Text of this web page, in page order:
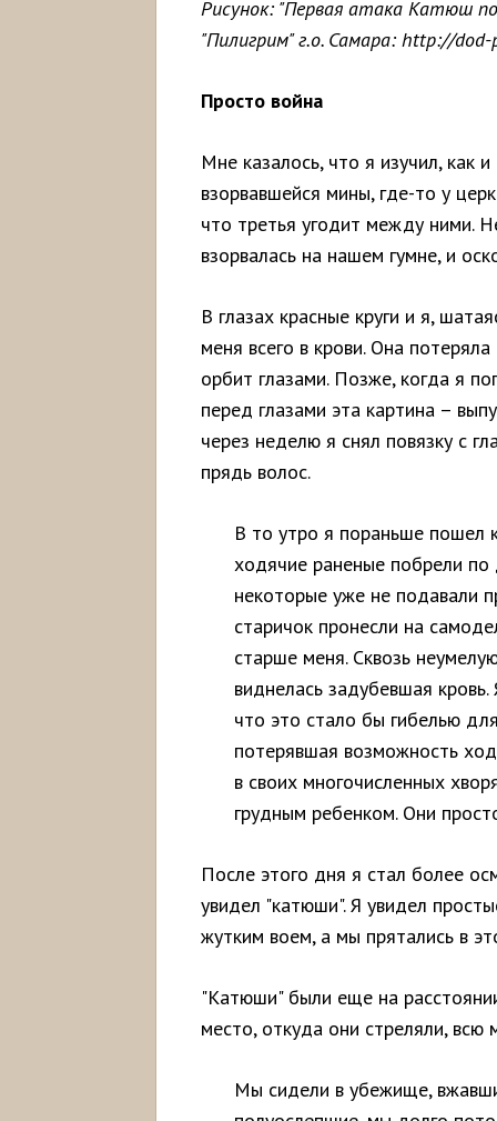
Рисунок: "Первая атака Катюш
"Пилигрим" г.о. Самара: http://
Просто война
Мне казалось, что я изучил,
взорвавшейся мины, где-то у
что третья угодит между ними.
взорвалась на нашем гумне, и
В глазах красные круги и я,
меня всего в крови. Она
орбит глазами. Позже, когда я
перед глазами эта картина –
через неделю я снял повязку с
прядь волос.
В то утро я пораньше пошел
ходячие раненые побрели по
некоторые уже не подавали
старичок пронесли на
старше меня. Сквозь
виднелась задубевшая
что это стало бы гибелью
потерявшая возможность
в своих многочисленных
грудным ребенком. Они
После этого дня я стал более
увидел "катюши". Я увидел
жутким воем, а мы прятались в
"Катюши" были еще на
место, откуда они стреляли, всю
Мы сидели в убежище,